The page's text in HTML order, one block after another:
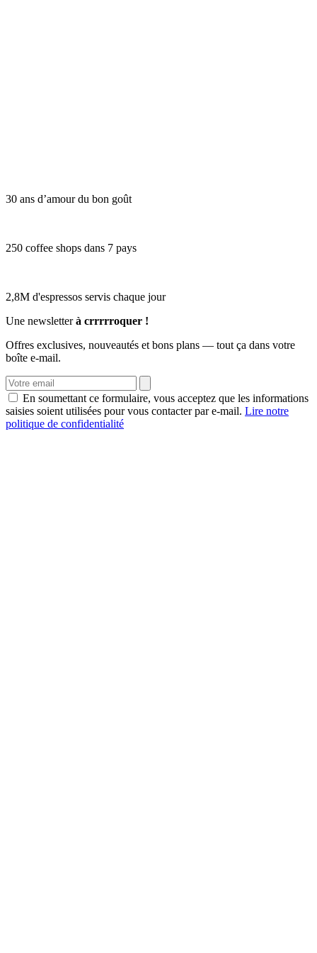
30 ans d’amour du bon goût
250 coffee shops dans 7 pays
2,8M d'espressos servis chaque jour
Une newsletterà crrrrroquer !
Offres exclusives, nouveautés et bons plans — tout ça dans votre
boîte e-mail.
En soumettant ce formulaire, vous acceptez que les informations
saisies soient utilisées pour vous contacter par e-mail. Lire notre
politique de confidentialité